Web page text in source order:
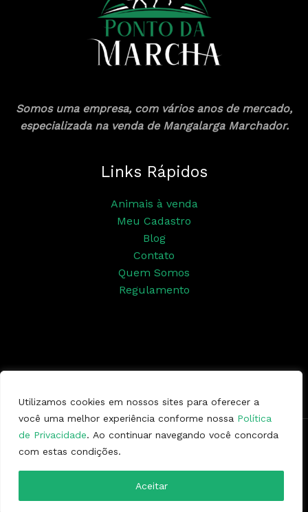
Utilizamos cookies em nossos sites para oferecer a
você uma melhor experiência conforme nossa Política
de Privacidade. Ao continuar navegando você concorda
com estas condições.
Aceitar
Somos uma empresa, com vários anos de mercado,
especializada na venda de Mangalarga Marchador.
Links Rápidos
Animais à venda
Meu Cadastro
Blog
Contato
Quem Somos
Regulamento
Copyright © 2026 | Ponto da Marcha